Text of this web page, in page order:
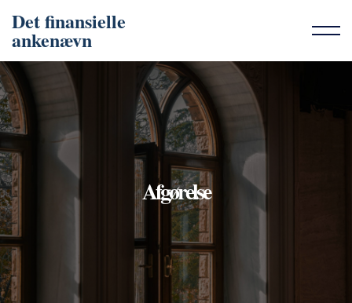
Det finansielle
ankenævn
Afgørelse